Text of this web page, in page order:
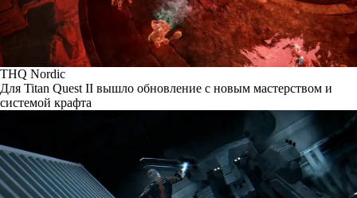
THQ Nordic
Для Titan Quest II вышло обновление с новым мастерством и
системой крафта